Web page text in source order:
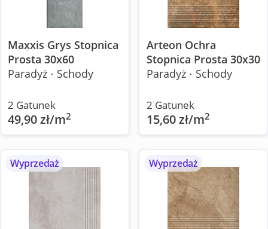
Maxxis Grys Stopnica
Prosta 30x60
Paradyż ⋅ Schody
2 Gatunek
49,90 zł/m2
Arteon Ochra
Stopnica Prosta 30x30
Paradyż ⋅ Schody
2 Gatunek
15,60 zł/m2
Wyprzedaż Wyprzedaż